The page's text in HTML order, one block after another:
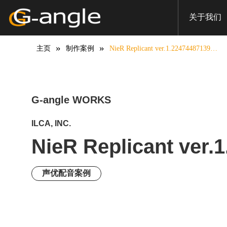
关于我们
HOME 声优配音案例
主页 » 制作案例 » NieR Replicant ver.1.22474487139…
G-angle WORKS
ILCA, INC.
NieR Replicant
声优配音案例